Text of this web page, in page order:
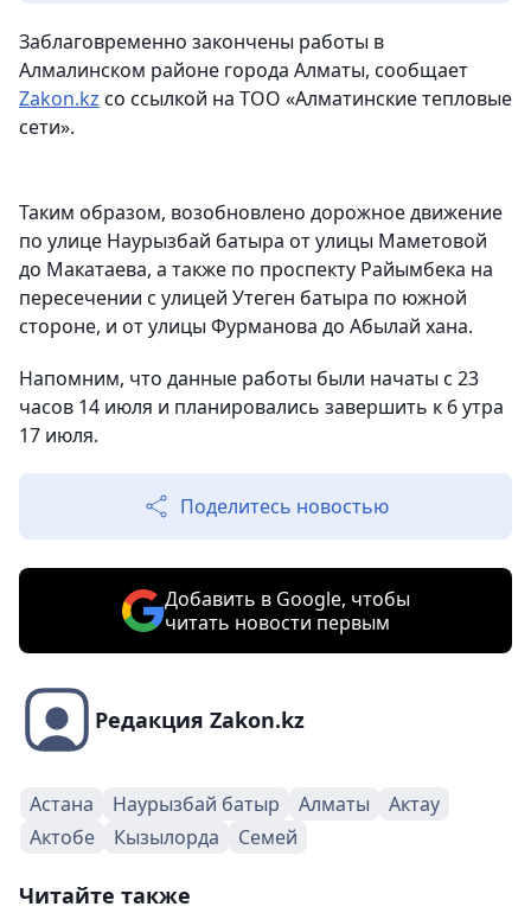
Заблаговременно закончены работы в
Алмалинском районе города Алматы, сообщает
Zakon.kz со ссылкой на ТОО «Алматинские тепловые
сети».
Таким образом, возобновлено дорожное движение
по улице Наурызбай батыра от улицы Маметовой
до Макатаева, а также по проспекту Райымбека на
пересечении с улицей Утеген батыра по южной
стороне, и от улицы Фурманова до Абылай хана.
Напомним, что данные работы были начаты с 23
часов 14 июля и планировались завершить к 6 утра
17 июля.
Поделитесь новостью
Добавить в Google, чтобы
читать новости первым
Редакция Zakon.kz
Астана Наурызбай батыр Алматы
Актау
Актобе
Кызылорда Семей
Читайте также